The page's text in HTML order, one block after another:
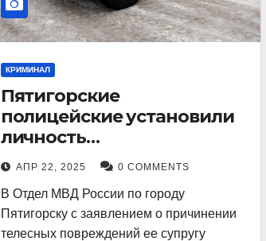
КРИМИНАЛ
Пятигорские
полицейские установили
личность
злоумышленника,
причинившего телесные
повреждения местному
жителю
АПР 22, 2025 0 COMMENTS
В Отдел МВД России по городу
Пятигорску с заявлением о причинении
телесных повреждений ее супругу